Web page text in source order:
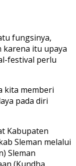
fungsinya,
karena itu upaya
festival perlu
kita memberi
pada diri
Kabupaten
Sleman melalui
Sleman